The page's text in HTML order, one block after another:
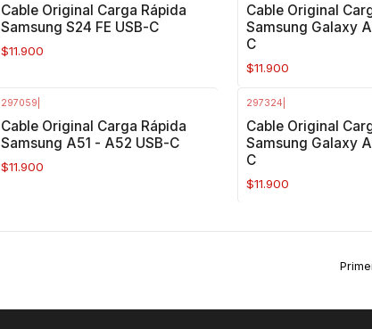
Cable Original Carga Rápida
Samsung S24 FE USB-C
$11.900
Cable Original
Samsung Galaxy
C
$11.900
297059
Cable Original Carga Rápida
Samsung A51 - A52 USB-C
$11.900
297324
Cable Original
Samsung Galaxy
C
$11.900